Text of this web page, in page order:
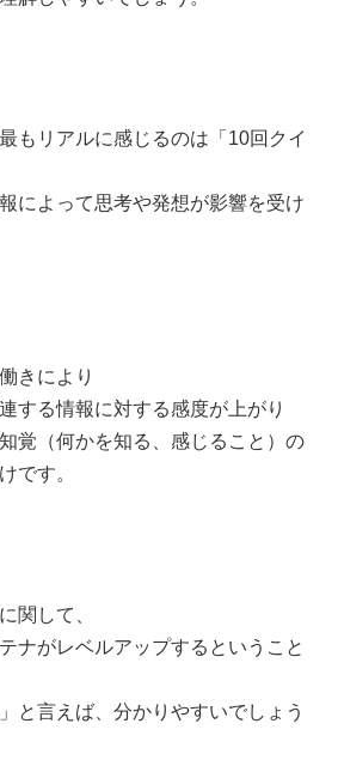
もリアルに感じるのは「10回クイ
によって思考や発想が影響を受け
きにより
する情報に対する感度が上がり
覚（何かを知る、感じること）の
です。
関して、
ナがレベルアップするということ
と言えば、分かりやすいでしょう